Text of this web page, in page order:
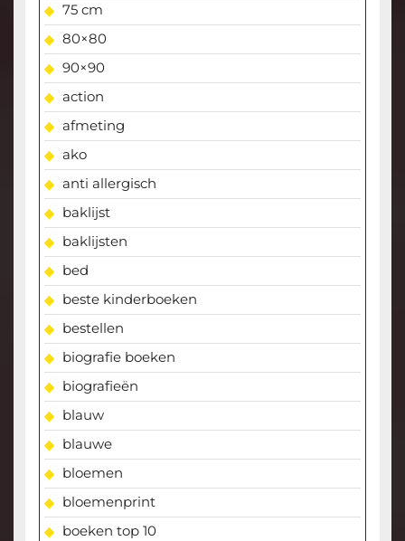
75 cm
80×80
90×90
action
afmeting
ako
anti allergisch
baklijst
baklijsten
bed
beste kinderboeken
bestellen
biografie boeken
biografieën
blauw
blauwe
bloemen
bloemenprint
boeken top 10